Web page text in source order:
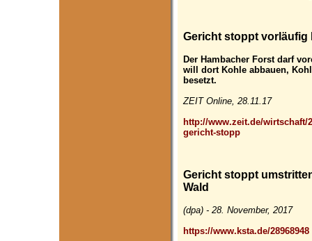
Gericht stoppt vorläufig
Der Hambacher Forst darf
will dort Kohle abbauen,
besetzt.
ZEIT Online, 28.11.17
http://www.zeit.de/wirtschaft/
gericht-stopp
Gericht stoppt
Wald
(dpa) - 28. November, 2017
https://www.ksta.de/28968948